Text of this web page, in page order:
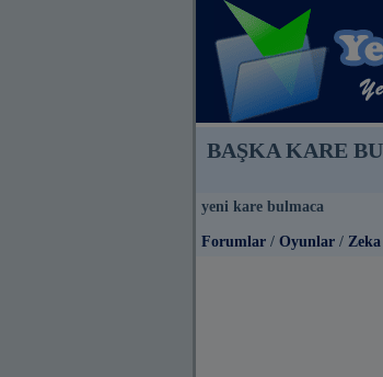
BAŞKA KARE
yeni kare bulmaca
Forumlar / Oyunlar / Zeka